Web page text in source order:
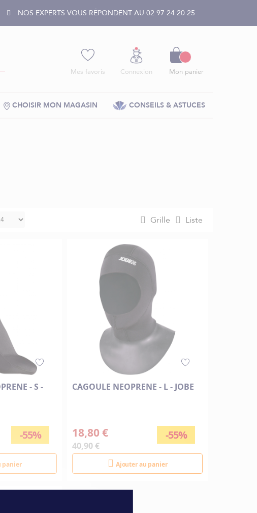
NOS EXPERTS VOUS RÉPONDENT AU 02 97 24 20 25
Mes favoris Connexion Mon panier
CONSEILS & ASTUCES
CHOISIR MON MAGASIN
Grille Liste
- S -
-55%
panier
CAGOULE NEOPRENE - L - JOBE
-55%
18,80 €
40,90 €
Ajouter au panier